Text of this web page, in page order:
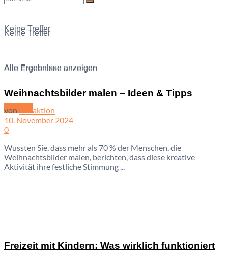
Keine Treffer
Alle Ergebnisse anzeigen
Kontakt
Keine Treffer
Alle Ergebnisse anzeigen
Weihnachtsbilder malen – Ideen & Tipps
von
Redaktion
10. November 2024
0
Wussten Sie, dass mehr als 70 % der Menschen, die
Weihnachtsbilder malen, berichten, dass diese kreative
Aktivität ihre festliche Stimmung ...
Freizeit mit Kindern: Was wirklich funktioniert